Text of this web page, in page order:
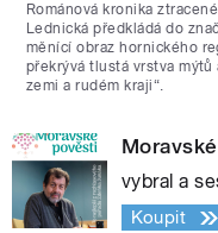
Románová kronika
Lednická předkládá do
měnící obraz hornického
překrývá tlustá vrstva
zemi a rudém kraji“.
vybral a
Koupit